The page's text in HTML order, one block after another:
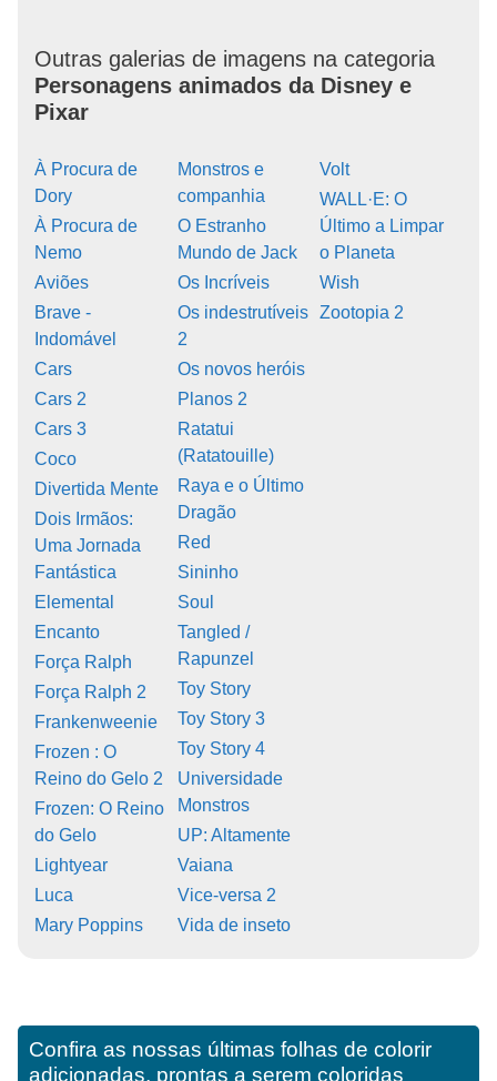
Outras galerias de imagens na categoria
Personagens animados da Disney e
Pixar
À Procura de
Dory
À Procura de
Nemo
Aviões
Brave -
Indomável
Cars
Cars 2
Cars 3
Coco
Divertida Mente
Dois Irmãos:
Uma Jornada
Fantástica
Elemental
Encanto
Força Ralph
Força Ralph 2
Frankenweenie
Frozen : O
Reino do Gelo 2
Frozen: O Reino
do Gelo
Lightyear
Luca
Mary Poppins
Monstros e
companhia
O Estranho
Mundo de Jack
Os Incríveis
Os indestrutíveis
2
Os novos heróis
Planos 2
Ratatui
(Ratatouille)
Raya e o Último
Dragão
Red
Sininho
Soul
Tangled /
Rapunzel
Toy Story
Toy Story 3
Toy Story 4
Universidade
Monstros
UP: Altamente
Vaiana
Vice-versa 2
Vida de inseto
Volt
WALL·E: O
Último a Limpar
o Planeta
Wish
Zootopia 2
Confira as nossas últimas folhas de colorir
adicionadas, prontas a serem coloridas